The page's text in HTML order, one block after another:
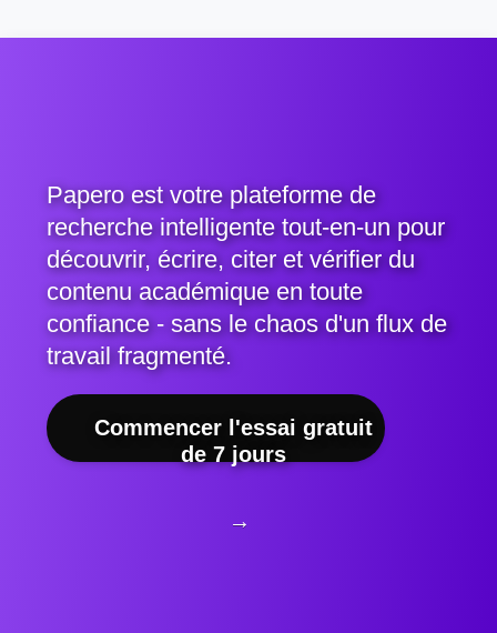
Papero est votre plateforme de
recherche intelligente tout-en-un pour
découvrir, écrire, citer et vérifier du
contenu académique en toute
confiance - sans le chaos d'un flux de
travail fragmenté.
Commencer l'essai gratuit
de 7 jours
→